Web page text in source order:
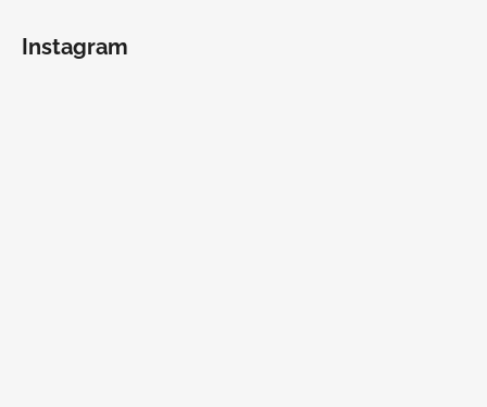
Instagram